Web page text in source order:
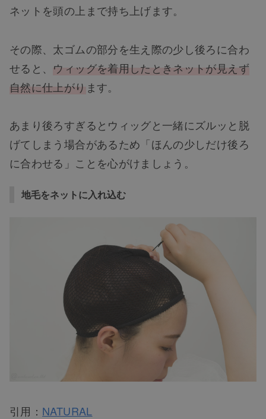
ネットを頭の上まで持ち上げます。
その際、太ゴムの部分を生え際の少し後ろに合わ
せると、 ウィッグを着用したときネットが見えず
自然に仕上がり ます。
あまり後ろすぎるとウィッグと一緒にズルッと脱
げてしまう場合があるため「ほんの少しだけ後ろ
に合わせる」ことを心がけましょう。
地毛をネットに入れ込む
引用： NATURAL